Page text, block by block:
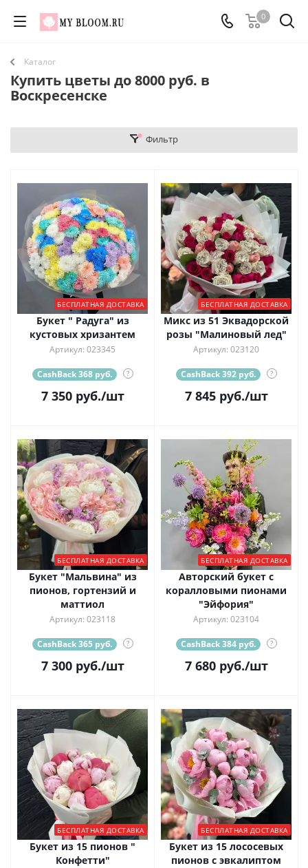
0
Каталог
Купить цветы до 8000 руб. в
Воскресенске
Фильтр
БЕСПЛАТНАЯ ДОСТАВКА
Букет " Радуга" из
кустовых хризантем
Артикул: 023345
CashBack 368 руб. ?
7 350руб./шт
БЕСПЛАТНАЯ ДОСТАВКА
Микс из 51 Эквадорской
розы "Малиновый лед"
Артикул: 023120
CashBack 392 руб. ?
7 845руб./шт
БЕСПЛАТНАЯ ДОСТАВКА
Букет "Мальвина" из
пионов, гортензий и
маттиол
Артикул: 023118
CashBack 365 руб. ?
7 300руб./шт
БЕСПЛАТНАЯ ДОСТАВКА
Авторский букет с
коралловыми пионами
"Эйфория"
Артикул: 023104
CashBack 384 руб. ?
7 680руб./шт
БЕСПЛАТНАЯ ДОСТАВКА
Букет из 15 пионов "
Конфетти"
БЕСПЛАТНАЯ ДОСТАВКА
Букет из 15 лососевых
пионов с эвкалиптом